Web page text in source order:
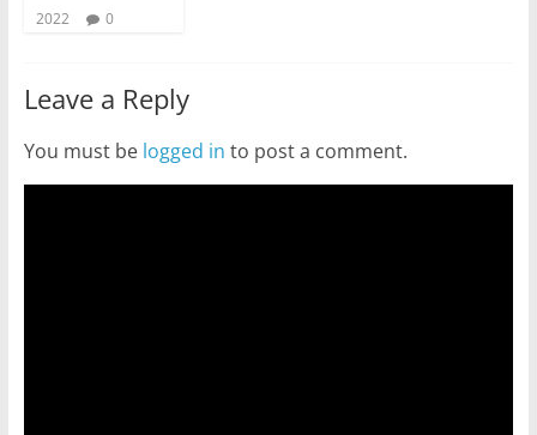
2022
0
Leave a Reply
You must be logged in to post a comment.